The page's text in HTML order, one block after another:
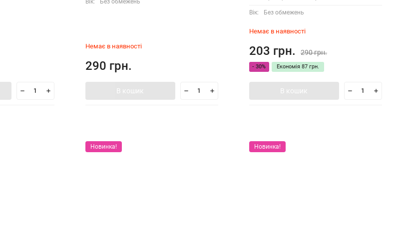
Вік: Без обмежень
Немає в наявності
290 грн.
В кошик
Вік: Без обмежень
Немає в наявності
203 грн. 290 грн.
- 30% Економія 87 грн.
В кошик
Новинка! Новинка!